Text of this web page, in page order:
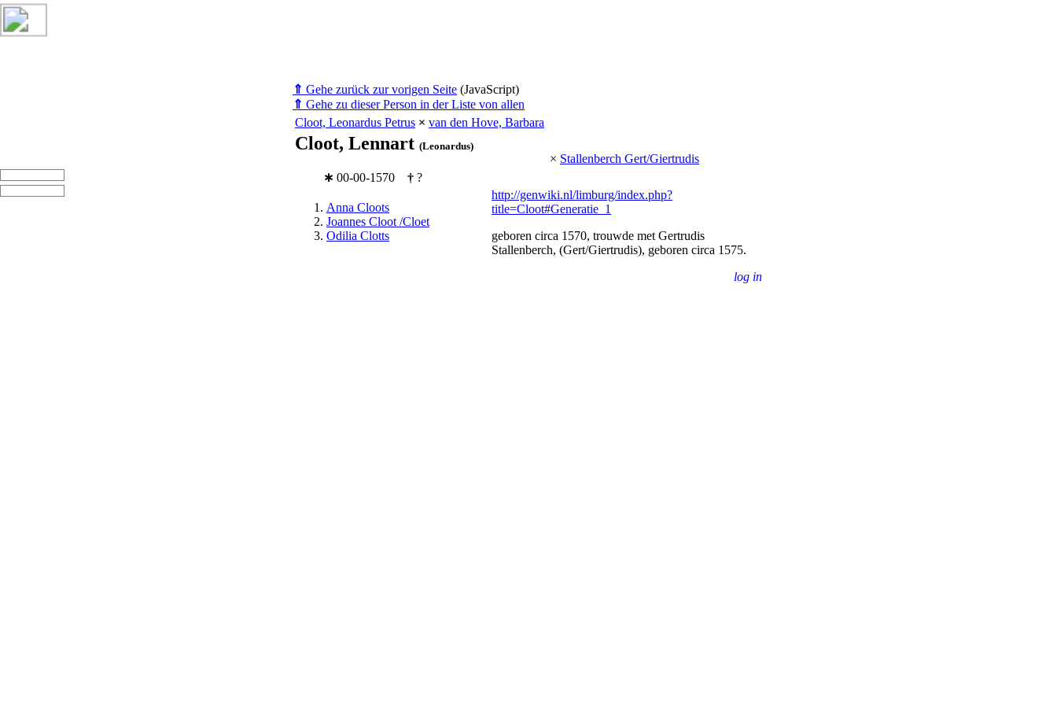
⇑ Gehe zurück zur vorigen Seite (JavaScript)
⇑ Gehe zu dieser Person in der Liste von allen
Cloot, Leonardus Petrus × van den Hove, Barbara
Cloot, Lennart (Leonardus)
∗ 00-00-1570 † ?
× Stallenberch Gert/Giertrudis
Anna Cloots
Joannes Cloot /Cloet
Odilia Clotts
http://genwiki.nl/limburg/index.php?
title=Cloot#Generatie_1
geboren circa 1570, trouwde met Gertrudis
Stallenberch, (Gert/Giertrudis), geboren circa 1575.
log in